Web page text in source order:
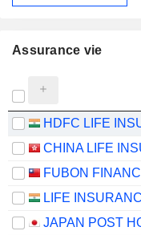
Assurance vie